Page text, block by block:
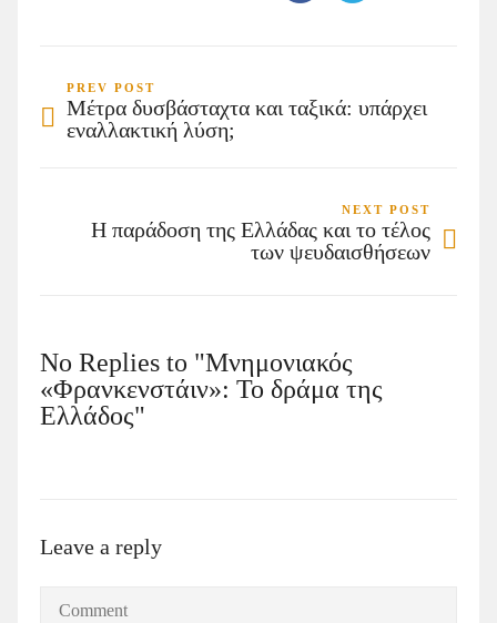
PREV POST
Mέτρα δυσβάσταχτα και ταξικά: υπάρχει
εναλλακτική λύση;
NEXT POST
Η παράδοση της Ελλάδας και το τέλος
των ψευδαισθήσεων
No Replies to "Μνημονιακός
«Φρανκενστάιν»: Το δράμα της
Ελλάδος"
Leave a reply